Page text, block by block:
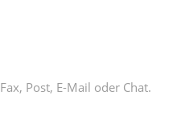
Post, E-Mail oder Chat.